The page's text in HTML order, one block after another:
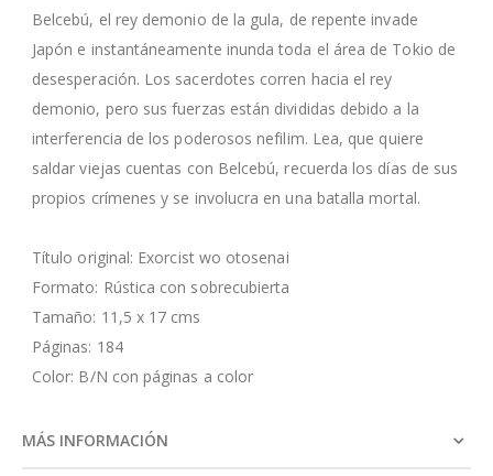
Belcebú, el rey demonio de la gula, de repente invade
Japón e instantáneamente inunda toda el área de Tokio de
desesperación. Los sacerdotes corren hacia el rey
demonio, pero sus fuerzas están divididas debido a la
interferencia de los poderosos nefilim. Lea, que quiere
saldar viejas cuentas con Belcebú, recuerda los días de sus
propios crímenes y se involucra en una batalla mortal.
Título original: Exorcist wo otosenai
Formato: Rústica con sobrecubierta
Tamaño: 11,5 x 17 cms
Páginas: 184
Color: B/N con páginas a color
MÁS INFORMACIÓN